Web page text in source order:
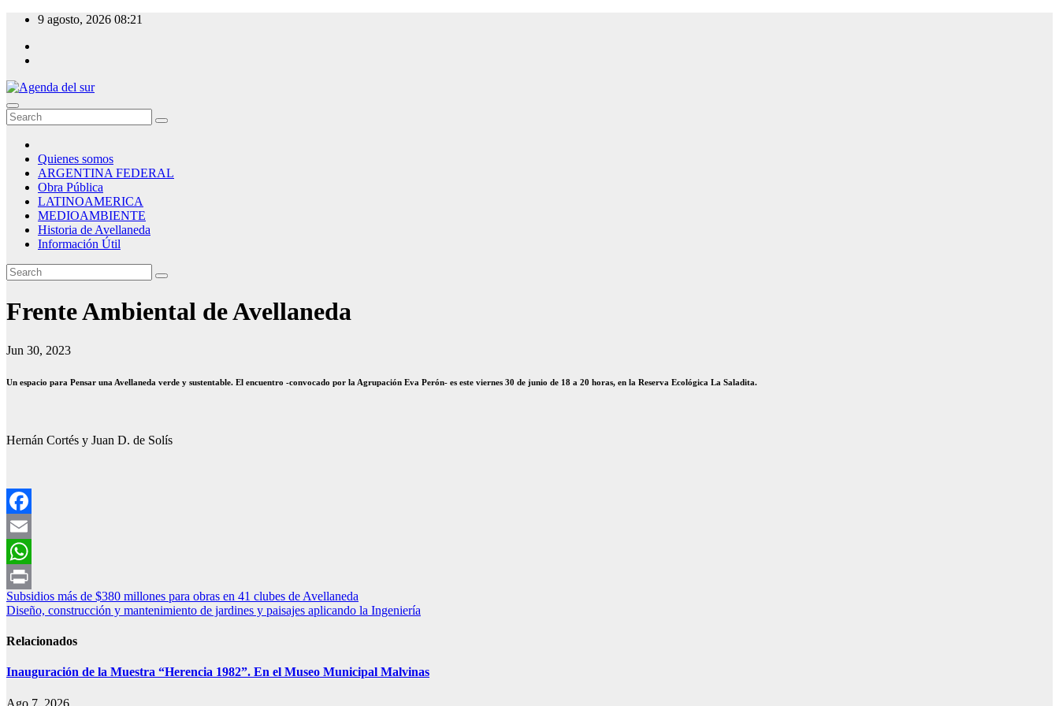
Skip
content
9 agosto, 2026 08:21
Agenda del sur
Quienes somos
ARGENTINA FEDERAL
Obra Pública
LATINOAMERICA
MEDIOAMBIENTE
Historia de Avellaneda
Información Útil
Frente Ambiental de Avellaneda
Jun 30, 2023
Un espacio para Pensar una Avellaneda verde y sustentable. El encuentro -convocado por la Agrupación Eva Perón- es este viernes 30 de junio de 18 a 20 horas, en la Reserva Ecológica La Saladita.
Hernán Cortés y Juan D. de Solís
Facebook
Email
WhatsApp
Print
Navegación
de
entradas
Subsidios más de $380 millones para obras en 41 clubes de Avellaneda
Diseño, construcción y mantenimiento de jardines y paisajes aplicando la Ingeniería
Relacionados
Inauguración de la Muestra “Herencia 1982”. En el Museo Municipal Malvinas
Ago 7, 2026